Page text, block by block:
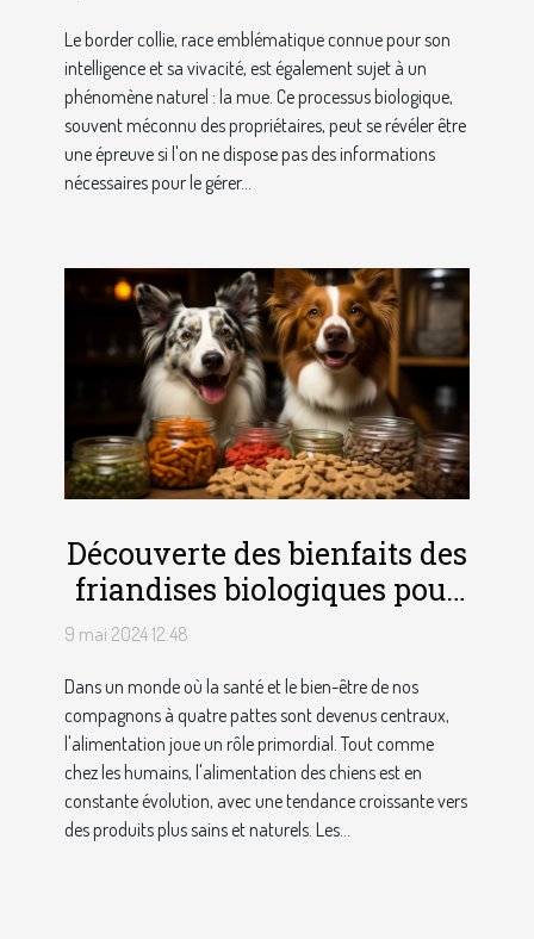
Le border collie, race emblématique connue pour son
intelligence et sa vivacité, est également sujet à un
phénomène naturel : la mue. Ce processus biologique,
souvent méconnu des propriétaires, peut se révéler être
une épreuve si l'on ne dispose pas des informations
nécessaires pour le gérer...
Découverte des bienfaits des
friandises biologiques pour
améliorer la santé de vos
9 mai 2024 12:48
Dans un monde où la santé et le bien-être de nos
compagnons à quatre pattes sont devenus centraux,
l'alimentation joue un rôle primordial. Tout comme
chez les humains, l'alimentation des chiens est en
constante évolution, avec une tendance croissante vers
des produits plus sains et naturels. Les...